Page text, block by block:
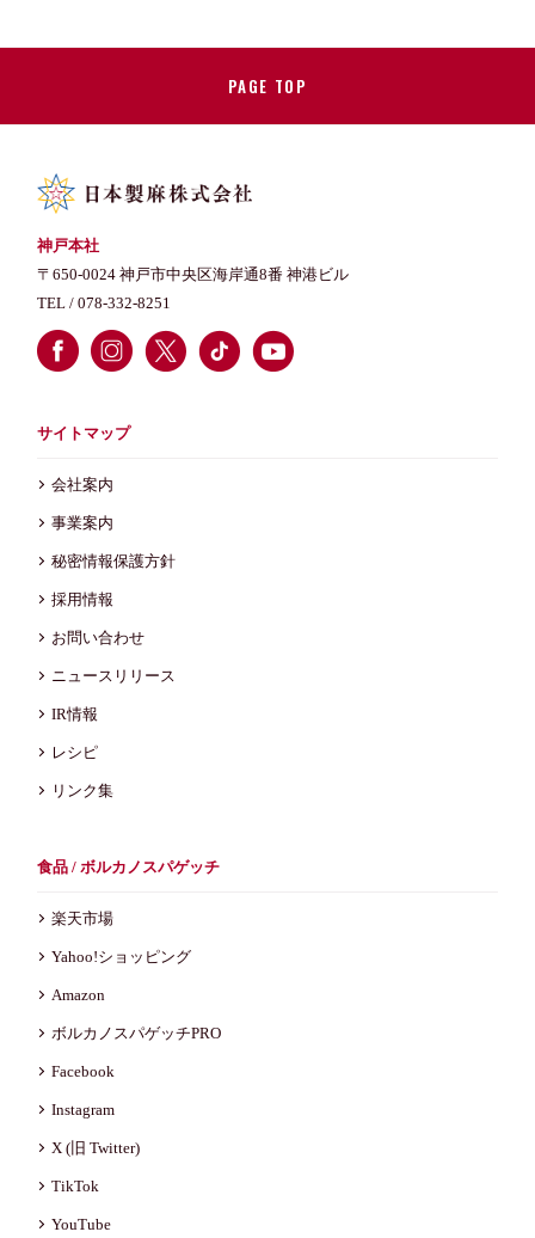
PAGE TOP
神戸本社
〒650-0024 神戸市中央区海岸通8番 神港ビル
TEL /078-332-8251
サイトマップ
会社案内
事業案内
秘密情報保護方針
採用情報
お問い合わせ
ニュースリリース
IR情報
レシピ
リンク集
食品 / ボルカノスパゲッチ
楽天市場
Yahoo!ショッピング
Amazon
ボルカノスパゲッチPRO
Facebook
Instagram
X (旧 Twitter)
TikTok
YouTube